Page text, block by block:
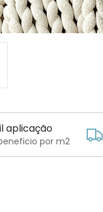
aplicação
por m2